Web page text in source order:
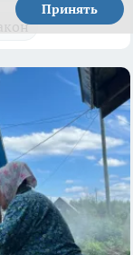
Принять